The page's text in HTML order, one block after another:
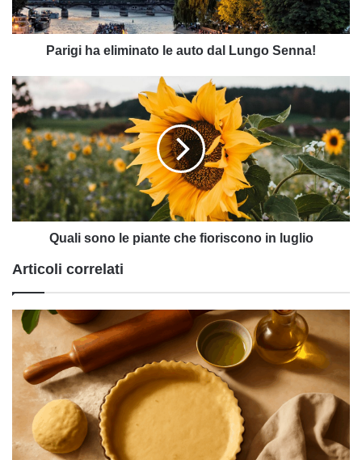
Senna!
Parigi ha eliminato le auto dal Lungo Senna!
Quali
sono
le
piante
che
fioriscono
in
luglio
Quali sono le piante che fioriscono in luglio
Articoli correlati